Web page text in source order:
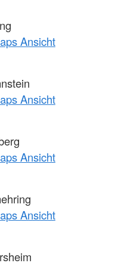
Ansicht
Ansicht
Ansicht
Ansicht